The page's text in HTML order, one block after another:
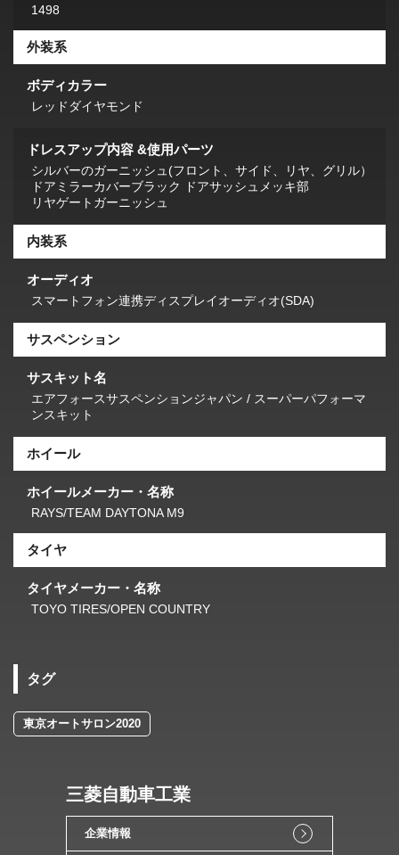
1498
外装系
ボディカラー
レッドダイヤモンド
ドレスアップ内容 &使用パーツ
シルバーのガーニッシュ(フロント、サイド、リヤ、グリル）
ドアミラーカバーブラック ドアサッシュメッキ部
リヤゲートガーニッシュ
内装系
オーディオ
スマートフォン連携ディスプレイオーディオ(SDA)
サスペンション
サスキット名
エアフォースサスペンションジャパン / スーパーパフォーマ
ンスキット
ホイール
ホイールメーカー・名称
RAYS/TEAM DAYTONA M9
タイヤ
タイヤメーカー・名称
TOYO TIRES/OPEN COUNTRY
タグ
東京オートサロン2020
三菱自動車工業
企業情報